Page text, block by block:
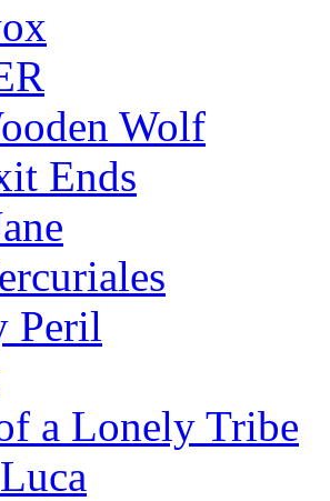
Wolf
Ends
Peril
a Lonely Tribe